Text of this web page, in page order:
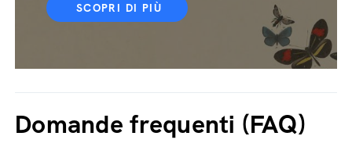
SCOPRI DI PIÙ
Domande frequenti (FAQ)